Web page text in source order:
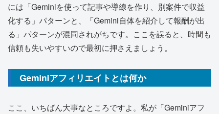
には「Geminiを使って記事や導線を作り、別案件で収益
化する」パターンと、「Gemini自体を紹介して報酬が出
る」パターンが混同されがちです。ここを誤ると、時間も
信頼も失いやすいので最初に押さえましょう。
Geminiアフィリエイトとは何か
ここ、いちばん大事なところですよ。私が「Geminiアフ